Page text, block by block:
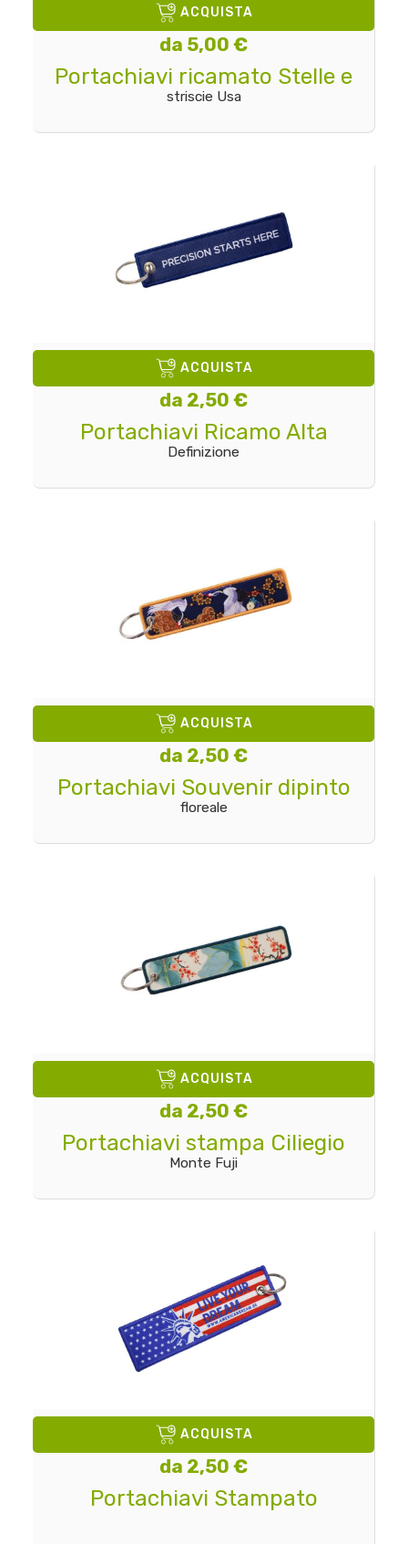
ACQUISTA
da 5,00 €
Portachiavi ricamato Stelle e
striscie Usa
ACQUISTA
da 2,50 €
Portachiavi Ricamo Alta
Definizione
ACQUISTA
da 2,50 €
Portachiavi Souvenir dipinto
floreale
ACQUISTA
da 2,50 €
Portachiavi stampa Ciliegio
Monte Fuji
ACQUISTA
da 2,50 €
Portachiavi Stampato